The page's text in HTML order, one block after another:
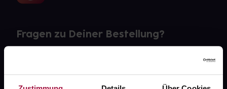
Fragen zu Deiner Bestellung?